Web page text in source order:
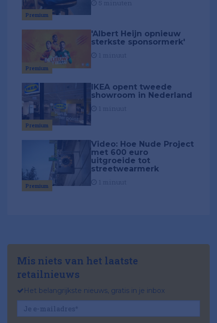
Premium
Premium
'Albert Heijn opnieuw
sterkste sponsormerk'
Premium
IKEA opent tweede
showroom in Nederland
Premium
Video: Hoe Nude Project
met 600 euro
uitgroeide tot
streetwearmerk
Mis niets van het laatste
retailnieuws
Het belangrijkste nieuws, gratis in je inbox